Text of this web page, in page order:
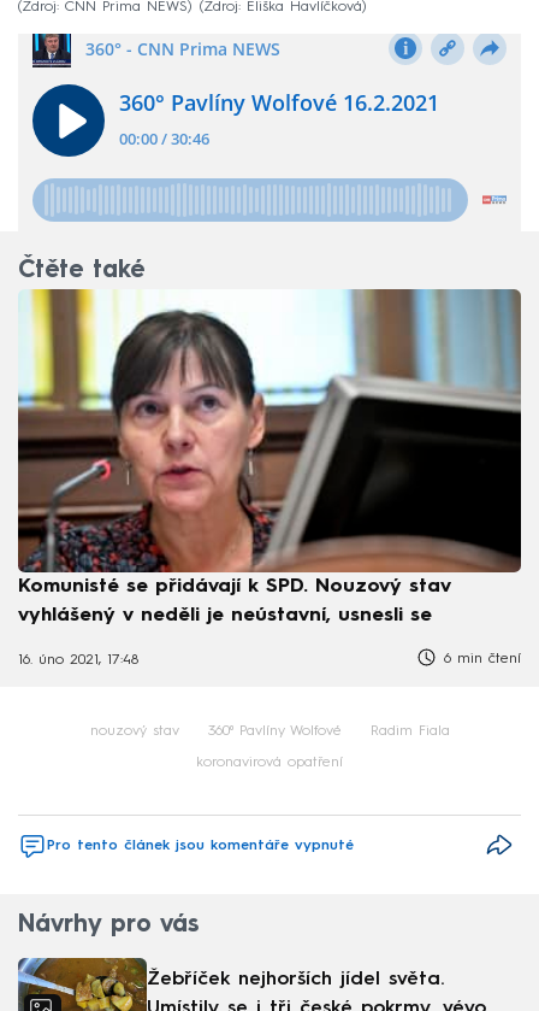
(Zdroj: CNN Prima NEWS)
Zdroj: Eliška Havlíčková
Čtěte také
Komunisté se přidávají k SPD. Nouzový stav
vyhlášený v neděli je neústavní, usnesli se
16. úno 2021, 17:48 6 min čtení
nouzový stav 360⁰ Pavlíny Wolfové Radim Fiala
koronavirová opatření
Pro tento článek jsou komentáře vypnuté
Návrhy pro vás
Žebříček nejhorších jídel světa.